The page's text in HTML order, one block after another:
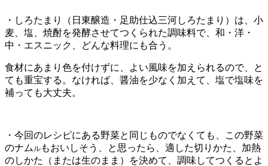
・しろたまり（日東醸造・足助仕込三河しろたまり）は、小
麦、塩、焼酎を発酵させてつくられた調味料で、和・洋・
中・エスニック、どんな料理にも合う。
食材にあまり色を付けずに、よい風味を加えられるので、と
ても重宝する。なければ、醤油を少なく加えて、塩で塩味を
補っても大丈夫。
・今回のレシピにある野菜と同じものでなくても、この野菜
のナム ル もおいしそう、と思ったら、適した切りかた、加熱
のしかた（または生のまま）を決めて、調味してつくるとよ